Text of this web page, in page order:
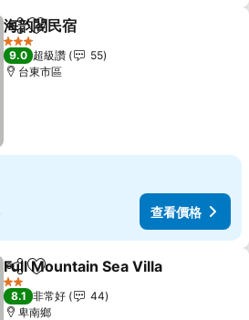
分享 加入我的最愛
海韵閣民宿
3 星級
9.0 超級讚
55
台東市區
查看價格
分享 加入我的最愛
Full Mountain Sea Villa
2 星級
8.1 非常好
44
卑南鄉